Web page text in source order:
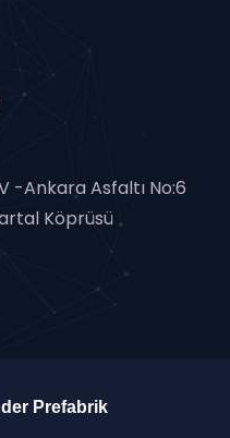
-Ankara Asfaltı No:6
Köprüsü
Prefabrik